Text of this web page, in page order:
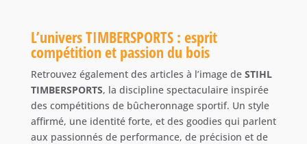
L’univers TIMBERSPORTS : esprit
compétition et passion du bois
Retrouvez également des articles à l’image de STIHL
TIMBERSPORTS, la discipline spectaculaire inspirée
des compétitions de bûcheronnage sportif. Un style
affirmé, une identité forte, et des goodies qui parlent
aux passionnés de performance, de précision et de